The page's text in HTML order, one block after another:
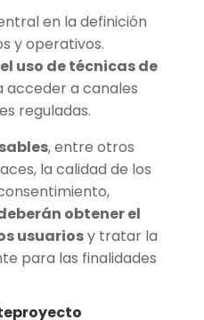
en la definición
y operativos.
uso de técnicas de
a canales
reguladas.
, entre otros
la calidad de los
obtener el
usuariosy tratar la
para las finalidades